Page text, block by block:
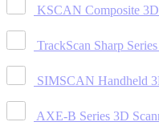
KSCAN Composite 3D
TrackScan Sharp
SIMSCAN Handheld
AXE-B Series 3D